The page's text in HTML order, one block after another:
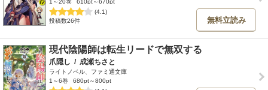
(4.1)
投稿数26件
無料立読み
現代陰陽師は転生リードで無双する
爪隠し / 成瀬ちさと
ライトノベル、ファミ通文庫
1～6巻
680pt～800pt